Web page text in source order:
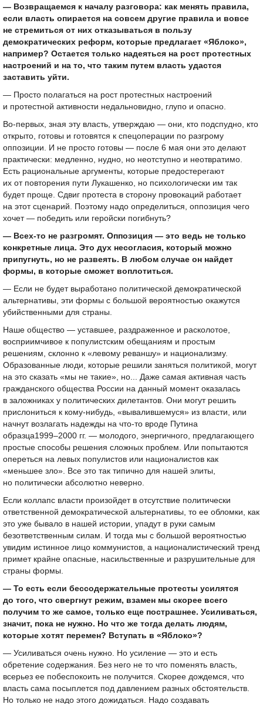
— Возвращаемся к началу разговора: как менять правила,
если власть опирается на совсем другие правила и вовсе
не стремиться от них отказываться в пользу
демократических реформ, которые предлагает «Яблоко»,
например? Остается только надеяться на рост протестных
настроений и на то, что таким путем власть удастся
заставить уйти.
— Просто полагаться на рост протестных настроений
и протестной активности недальновидно, глупо и опасно.
Во-первых, зная эту власть, утверждаю — они, кто подспудно, кто
открыто, готовы и готовятся к спецоперации по разгрому
оппозиции. И не просто готовы — после 6 мая они это делают
практически: медленно, нудно, но неотступно и неотвратимо.
Есть рациональные аргументы, которые предостерегают
их от повторения пути Лукашенко, но психологически им так
будет проще. Сдвиг протеста в сторону провокаций работает
на этот сценарий. Поэтому надо определиться, оппозиция чего
хочет — победить или геройски погибнуть?
— Всех-то не разгромят. Оппозиция — это ведь не только
конкретные лица. Это дух несогласия, который можно
припугнуть, но не развеять. В любом случае он найдет
формы, в которые сможет воплотиться.
— Если не будет выработано политической демократической
альтернативы, эти формы с большой вероятностью окажутся
убийственными для страны.
Наше общество — уставшее, раздраженное и расколотое,
восприимчивое к популистским обещаниям и простым
решениям, склонно к «левому реваншу» и национализму.
Образованные люди, которые решили заняться политикой, могут
на это сказать «мы не такие», но... Даже самая активная часть
гражданского общества России на данный момент оказалась
в заложниках у политических дилетантов. Они могут решить
прислониться к кому-нибудь, «вывалившемуся» из власти, или
начнут возлагать надежды на что-то вроде Путина
образца1999–2000 гг. — молодого, энергичного, предлагающего
простые способы решения сложных проблем. Или попытаются
опереться на левых популистов или националистов как
«меньшее зло». Все это так типично для нашей элиты,
но политически абсолютно неверно.
Если коллапс власти произойдет в отсутствие политически
ответственной демократической альтернативы, то ее обломки, как
это уже бывало в нашей истории, упадут в руки самым
безответственным силам. И тогда мы с большой вероятностью
увидим истинное лицо коммунистов, а националистический тренд
примет крайне опасные, насильственные и разрушительные для
страны формы.
— То есть если бессодержательные протесты усилятся
до того, что свергнут режим, взамен мы скорее всего
получим то же самое, только еще пострашнее. Усиливаться,
значит, пока не нужно. Но что же тогда делать людям,
которые хотят перемен? Вступать в «Яблоко»?
— Усиливаться очень нужно. Но усиление — это и есть
обретение содержания. Без него не то что поменять власть,
всерьез ее побеспокоить не получится. Скорее дождемся, что
власть сама посыплется под давлением разных обстоятельств.
Но только не надо этого дожидаться. Надо создавать